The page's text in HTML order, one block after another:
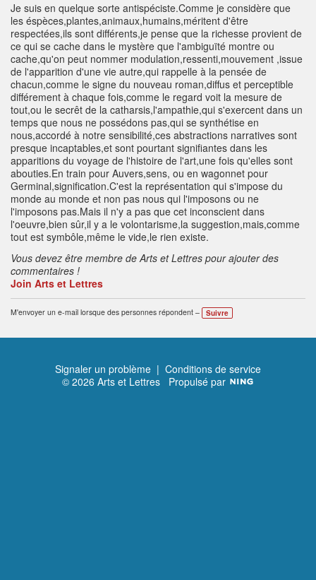
Je suis en quelque sorte antispéciste.Comme je considère que
les éspèces,plantes,animaux,humains,méritent d'être
respectées,ils sont différents,je pense que la richesse provient de
ce qui se cache dans le mystère que l'ambiguïté montre ou
cache,qu'on peut nommer modulation,ressenti,mouvement ,issue
de l'apparition d'une vie autre,qui rappelle à la pensée de
chacun,comme le signe du nouveau roman,diffus et perceptible
différement à chaque fois,comme le regard voit la mesure de
tout,ou le secrêt de la catharsis,l'ampathie,qui s'exercent dans un
temps que nous ne possédons pas,qui se synthétise en
nous,accordé à notre sensibilité,ces abstractions narratives sont
presque incaptables,et sont pourtant signifiantes dans les
apparitions du voyage de l'histoire de l'art,une fois qu'elles sont
abouties.En train pour Auvers,sens, ou en wagonnet pour
Germinal,signification.C'est la représentation qui s'impose du
monde au monde et non pas nous qui l'imposons ou ne
l'imposons pas.Mais il n'y a pas que cet inconscient dans
l'oeuvre,bien sûr,il y a le volontarisme,la suggestion,mais,comme
tout est symbôle,même le vide,le rien existe.
Vous devez être membre de Arts et Lettres pour ajouter des
commentaires !
Join Arts et Lettres
M'envoyer un e-mail lorsque des personnes répondent – Suivre
Signaler un problème | Conditions de service
© 2026 Arts et Lettres Propulsé par